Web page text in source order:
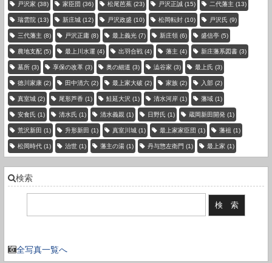
戸沢家 (38) 家臣団 (36) 松尾芭蕉 (23) 戸沢正誠 (15) 二代藩主 (13)
瑞雲院 (13) 新庄城 (12) 戸沢政盛 (10) 松岡転封 (10) 戸沢氏 (9)
三代藩主 (8) 戸沢正庸 (8) 最上義光 (7) 新庄領 (6) 盛信亭 (5)
農地支配 (5) 最上川水運 (4) 出羽合戦 (4) 藩主 (4) 新庄藩系図書 (3)
墓所 (3) 享保の改革 (3) 奥の細道 (3) 澁谷家 (3) 最上氏 (3)
徳川家康 (2) 田中清六 (2) 最上家大破 (2) 家族 (2) 入部 (2)
真室城 (2) 尾形芦香 (1) 鮭延大沢 (1) 清水河岸 (1) 藩域 (1)
安食氏 (1) 清水氏 (1) 清水義親 (1) 日野氏 (1) 蔵岡新田開発 (1)
荒沢新田 (1) 升形新田 (1) 真室川城 (1) 最上家家臣団 (1) 藩祖 (1)
松岡時代 (1) 治世 (1) 藩主の湯 (1) 丹与惣左衛門 (1) 最上家 (1)
検索
全写真一覧へ